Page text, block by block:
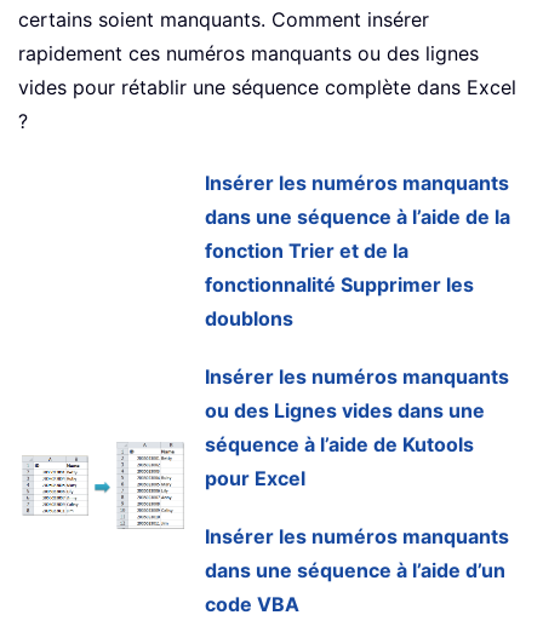
certains soient manquants. Comment insérer
rapidement ces numéros manquants ou des lignes
vides pour rétablir une séquence complète dans Excel
?
Insérer les numéros manquants
dans une séquence à l’aide de la
fonction Trier et de la
fonctionnalité Supprimer les
doublons
Insérer les numéros manquants
ou des Lignes vides dans une
séquence à l’aide de Kutools
pour Excel
Insérer les numéros manquants
dans une séquence à l’aide d’un
code VBA